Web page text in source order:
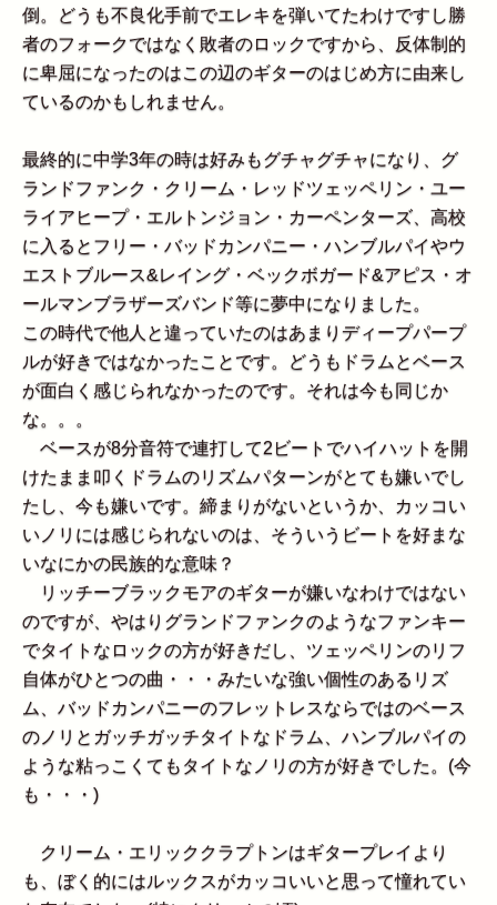
倒。どうも不良化手前でエレキを弾いてたわけですし勝
者のフォークではなく敗者のロックですから、反体制的
に卑屈になったのはこの辺のギターのはじめ方に由来し
ているのかもしれません。
最終的に中学3年の時は好みもグチャグチャになり、グ
ランドファンク・クリーム・レッドツェッペリン・ユー
ライアヒープ・エルトンジョン・カーペンターズ、高校
に入るとフリー・バッドカンパニー・ハンブルパイやウ
エストブルース&レイング・ベックボガード&アピス・オ
ールマンブラザーズバンド等に夢中になりました。
この時代で他人と違っていたのはあまりディープパープ
ルが好きではなかったことです。どうもドラムとベース
が面白く感じられなかったのです。それは今も同じか
な。。。
ベースが8分音符で連打して2ビートでハイハットを開
けたまま叩くドラムのリズムパターンがとても嫌いでし
たし、今も嫌いです。締まりがないというか、カッコい
いノリには感じられないのは、そういうビートを好まな
いなにかの民族的な意味？
リッチーブラックモアのギターが嫌いなわけではない
のですが、やはりグランドファンクのようなファンキー
でタイトなロックの方が好きだし、ツェッペリンのリフ
自体がひとつの曲・・・みたいな強い個性のあるリズ
ム、バッドカンパニーのフレットレスならではのベース
のノリとガッチガッチタイトなドラム、ハンブルパイの
ような粘っこくてもタイトなノリの方が好きでした。(今
も・・・)
クリーム・エリッククラプトンはギタープレイより
も、ぼく的にはルックスがカッコいいと思って憧れてい